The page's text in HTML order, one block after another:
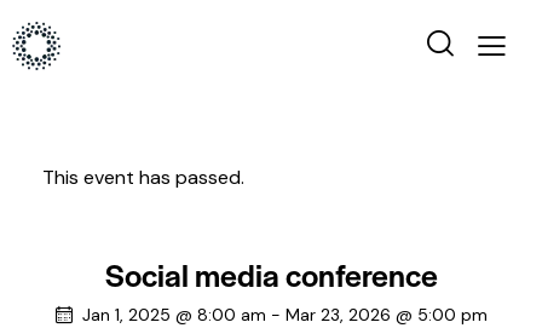
This event has passed.
Social media conference
Jan 1, 2025 @ 8:00 am - Mar 23, 2026 @ 5:00 pm